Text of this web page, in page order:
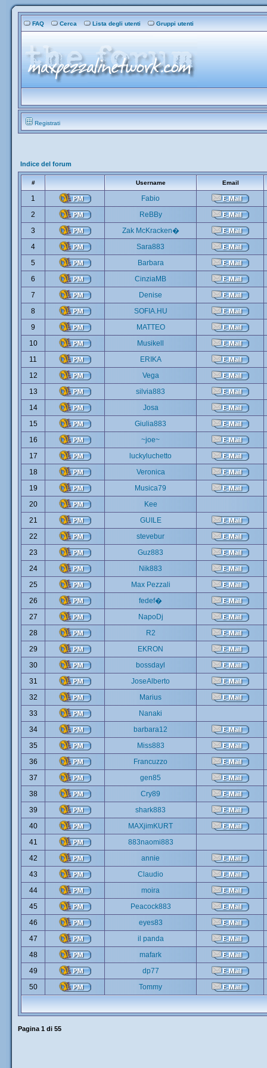
FAQ Cerca Lista degli utenti Gruppi utenti
Registrati
Indice del forum
# Username Email
1
Fabio
2
ReBBy
3
Zak McKracken�
4
Sara883
5
Barbara
6
CinziaMB
7
Denise
8
SOFIA.HU
9
MATTEO
10
Musikell
11
ERIKA
12
Vega
13
silvia883
14
Josa
15
Giulia883
16
~joe~
17
luckyluchetto
18
Veronica
19
Musica79
20
Kee
21
GUILE
22
stevebur
23
Guz883
24
Nik883
25
Max Pezzali
26
fedef�
27
NapoDj
28
R2
29
EKRON
30
bossdayl
31
JoseAlberto
32
Marius
33
Nanaki
34
barbara12
35
Miss883
36
Francuzzo
37
gen85
38
Cry89
39
shark883
40
MAXjimKURT
41
883naomi883
42
annie
43
Claudio
44
moira
45
Peacock883
46
eyes83
47
il panda
48
mafark
49
dp77
50
Tommy
Pagina 1 di 55